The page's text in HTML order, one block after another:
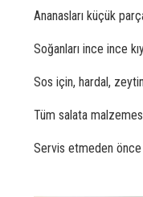
Ananasları küçük
Soğanları ince ince
Sos için, hardal,
Tüm salata
Servis etmeden önce